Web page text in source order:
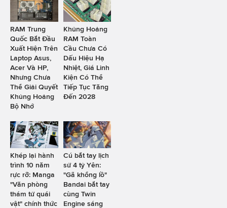
RAM Trung
Quốc Bắt Đầu
Xuất Hiện Trên
Laptop Asus,
Acer Và HP,
Nhưng Chưa
Thể Giải Quyết
Khủng Hoảng
Bộ Nhớ
Khủng Hoảng
RAM Toàn
Cầu Chưa Có
Dấu Hiệu Hạ
Nhiệt, Giá Linh
Kiện Có Thể
Tiếp Tục Tăng
Đến 2028
Khép lại hành
trình 10 năm
rực rỡ: Manga
"Văn phòng
thám tử quái
vật" chính thức
Cú bắt tay lịch
sử 4 tỷ Yên:
"Gã khổng lồ"
Bandai bắt tay
cùng Twin
Engine sáng